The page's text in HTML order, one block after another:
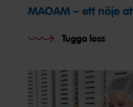
MAOAM – ett nöje
Tugga loss